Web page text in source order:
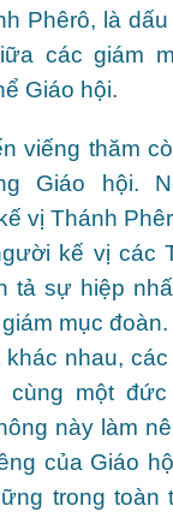
Phêrô, là
các giám
Giáo hội.
viếng thăm
Giáo hội.
vị Thánh
kế vị các
tả sự hiệp
mục
nhau,
cùng một
này làm
của Giáo
trong toàn